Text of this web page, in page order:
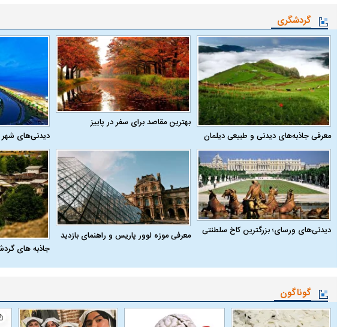
گردشگری
معرفی جاذبه‌های دیدنی و طبیعی دیلمان
بهترین مقاصد برای سفر در پاییز
دیدنی‌های
دیدنی‌های ورسای؛ بزرگترین کاخ سلطنتی
معرفی موزه لوور پاریس و راهنمای بازدید
جاذبه های
گوناگون